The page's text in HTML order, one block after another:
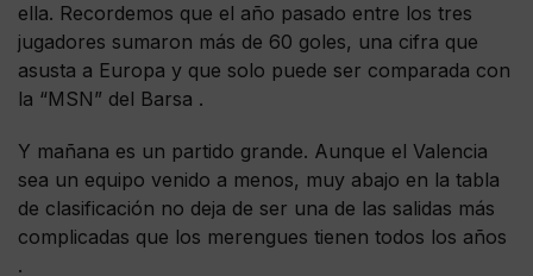
ella. Recordemos que el año pasado entre los tres
jugadores sumaron más de 60 goles, una cifra que
asusta a Europa y que solo puede ser comparada con
la “MSN” del Barsa .
Y mañana es un partido grande. Aunque el Valencia
sea un equipo venido a menos, muy abajo en la tabla
de clasificación no deja de ser una de las salidas más
complicadas que los merengues tienen todos los años
.